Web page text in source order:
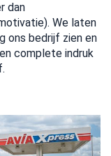
dan
We laten
ons bedrijf zien en
complete indruk